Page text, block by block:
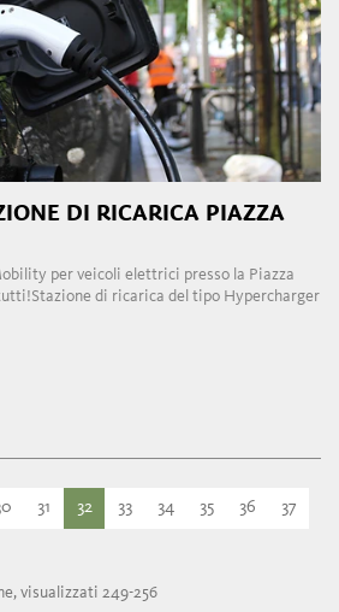
DI RICARICA PIAZZA
per veicoli elettrici presso la Piazza
di ricarica del tipo Hypercharger
31 32 33 34 35 36 37
visualizzati 249-256